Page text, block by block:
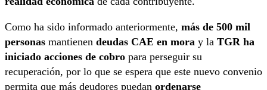
Como ha sido informado anteriormente, más de 500 mil
personas mantienen deudas CAE en mora y la TGR ha
iniciado acciones de cobro para perseguir su
recuperación, por lo que se espera que este nuevo convenio
permita que más deudores puedan ordenarse